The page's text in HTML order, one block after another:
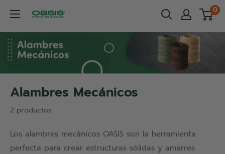
directamente
al
contenido
OASIS®
Productos
Florales
0
Alambres Mecánicos
2 productos
Los alambres mecánicos OASIS son la herramienta
perfecta para crear estructuras sólidas y amarres